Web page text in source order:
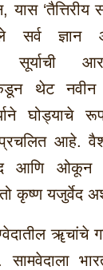
‘तैत्तिरीय
सर्व ज्ञान
सूर्याची
थेट
आहे.
आणि ओकून
कृष्ण यजुर्वेद
ॠचांचे